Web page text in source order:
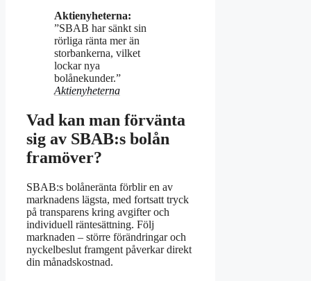
Aktienyheterna:
”SBAB har sänkt sin
rörliga ränta mer än
storbankerna, vilket
lockar nya
bolånekunder.”
Aktienyheterna
Vad kan man förvänta
sig av SBAB:s bolån
framöver?
SBAB:s bolåneränta förblir en av
marknadens lägsta, med fortsatt tryck
på transparens kring avgifter och
individuell räntesättning. Följ
marknaden – större förändringar och
nyckelbeslut framgent påverkar direkt
din månadskostnad.